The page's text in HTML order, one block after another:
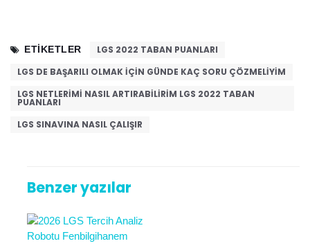
ETIKETLER
LGS 2022 TABAN PUANLARI
LGS DE BAŞARILI OLMAK IÇIN GÜNDE KAÇ SORU ÇÖZMELIYIM
LGS NETLERIMI NASIL ARTIRABILIRIM LGS 2022 TABAN
PUANLARI
LGS SINAVINA NASIL ÇALIŞIR
Benzer yazılar